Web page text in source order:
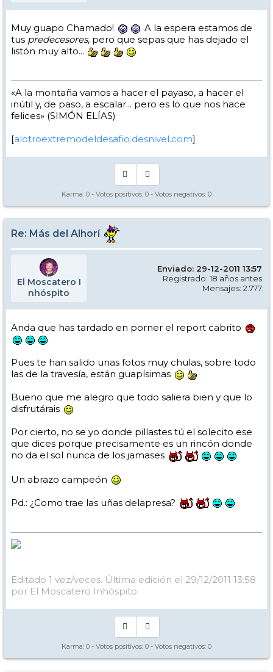
Muy guapo Chamado!
A la espera estamos de
tus predecesores, pero que sepas que has dejado el
listón muy alto...
«A la montaña vamos a hacer el payaso, a hacer el
inútil y, de paso, a escalar... pero es lo que nos hace
felices» (SIMÓN ELÍAS)
[alotroextremodeldesafio.desnivel.com]
Karma: 0 - Votos positivos: 0 - Votos negativos: 0
Re: Más del Alhorí
El Moscatero I
nhóspito
Enviado: 29-12-2011 13:57
Registrado: 18 años antes
Mensajes: 2.777
Anda que has tardado en porner el report cabrito
Pues te han salido unas fotos muy chulas, sobre todo
las de la travesía, están guapísimas
Bueno que me alegro que todo saliera bien y que lo
disfrutárais
Por cierto, no se yo donde pillastes tú el solecito ese
que dices porque precisamente es un rincón donde
no da el sol nunca de los jamases
Un abrazo campeón
Pd.: ¿Como trae las uñas delapresa?
Editado 1 vez/veces. Última edición el 29/12/2011 13:58
por El Moscatero Inhóspito.
Karma: 0 - Votos positivos: 0 - Votos negativos: 0